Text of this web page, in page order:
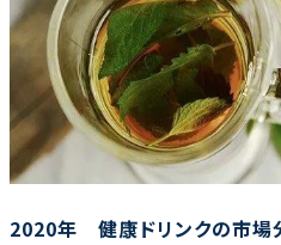
カテゴリで選ぶ
調査の種類で選ぶ
2020年 健康ドリンクの市場